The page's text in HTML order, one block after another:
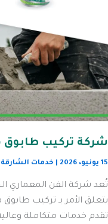
شركة تركيب طابوق
15 يونيو، 2026 خدمات الشارقة
تُعد شركة الفن المعماري
يتعلق الأمر بـ تركيب
تقدم خدمات متكاملة